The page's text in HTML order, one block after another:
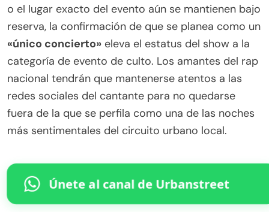
o el lugar exacto del evento aún se mantienen bajo
reserva, la confirmación de que se planea como un
«único concierto» eleva el estatus del show a la
categoría de evento de culto. Los amantes del rap
nacional tendrán que mantenerse atentos a las
redes sociales del cantante para no quedarse
fuera de la que se perfila como una de las noches
más sentimentales del circuito urbano local.
Únete al canal de Urbanstreet